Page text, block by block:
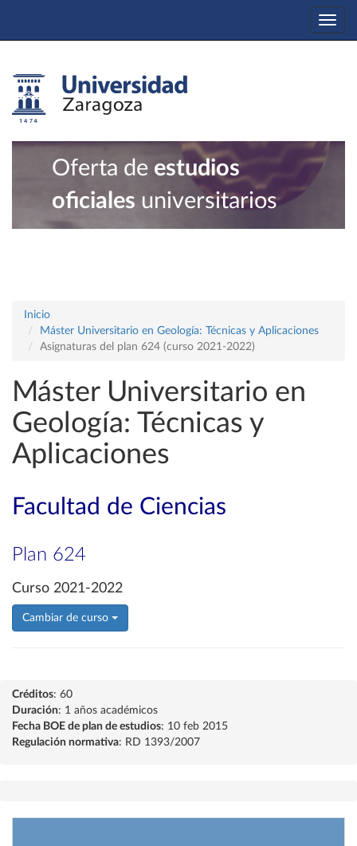
Oferta de estudios
oficiales universitarios
Inicio
Máster Universitario en Geología: Técnicas y Aplicaciones
Asignaturas del plan 624 (curso 2021-2022)
Máster Universitario en
Geología: Técnicas y
Aplicaciones
Facultad de Ciencias
Plan 624
Curso 2021-2022
Cambiar de curso
Créditos: 60
Duración: 1 años académicos
Fecha BOE de plan de estudios: 10 feb 2015
Regulación normativa: RD 1393/2007